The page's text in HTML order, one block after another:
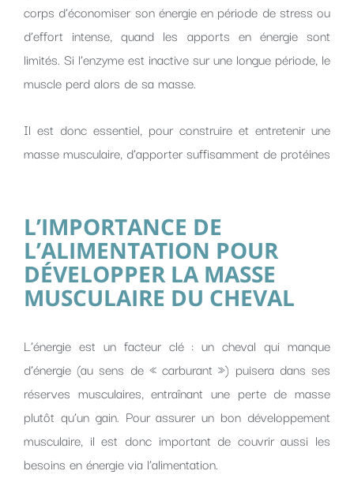
corps d’économiser son énergie en période de stress ou
d’effort intense, quand les apports en énergie sont
limités. Si l’enzyme est inactive sur une longue période, le
muscle perd alors de sa masse.
Il est donc essentiel, pour construire et entretenir une
masse musculaire, d’apporter suffisamment de protéines
L’IMPORTANCE DE
L’ALIMENTATION POUR
DÉVELOPPER LA MASSE
MUSCULAIRE DU CHEVAL
L’énergie est un facteur clé : un cheval qui manque
d’énergie (au sens de « carburant ») puisera dans ses
réserves musculaires, entraînant une perte de masse
plutôt qu’un gain. Pour assurer un bon développement
musculaire, il est donc important de couvrir aussi les
besoins en énergie via l’alimentation.